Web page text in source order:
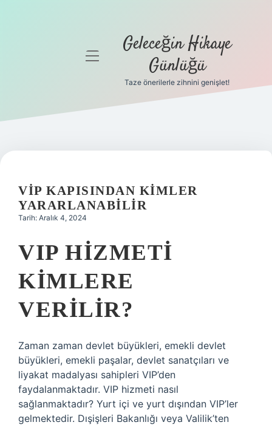
Gizlilik
Hakkımızda
menüyü Geleceğin Hikaye
Günlüğü
Taze önerilerle zihnini genişlet!
VIP KAPISINDAN KIMLER
YARARLANABILIR
Tarih: Aralık 4, 2024
VIP HIZMETI
KIMLERE
VERILIR?
Zaman zaman devlet büyükleri, emekli devlet
büyükleri, emekli paşalar, devlet sanatçıları ve
liyakat madalyası sahipleri VIP’den
faydalanmaktadır. VIP hizmeti nasıl
sağlanmaktadır? Yurt içi ve yurt dışından VIP’ler
gelmektedir. Dışişleri Bakanlığı veya Valilik’ten